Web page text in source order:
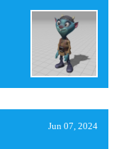
Jun 07, 2024